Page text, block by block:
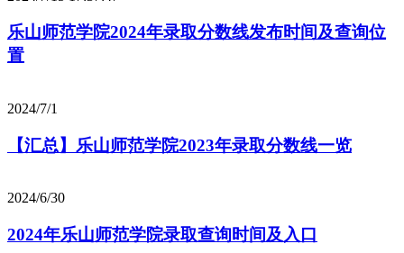
乐山师范学院2024年录取分数线发布时间及查询位
置
2024/7/1
【汇总】乐山师范学院2023年录取分数线一览
2024/6/30
2024年乐山师范学院录取查询时间及入口